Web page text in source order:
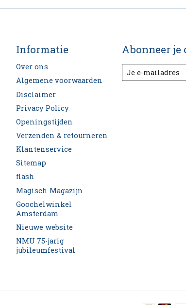
Informatie
Over ons
Algemene voorwaarden
Disclaimer
Privacy Policy
Openingstijden
Verzenden & retourneren
Klantenservice
Sitemap
flash
Magisch Magazijn
Goochelwinkel
Amsterdam
Nieuwe website
NMU 75-jarig
jubileumfestival
Abonneer je